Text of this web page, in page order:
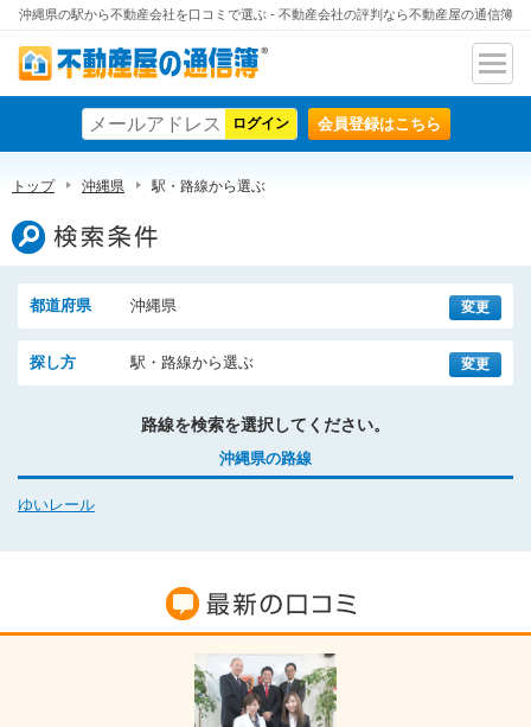
沖縄県の駅から不動産会社を口コミで選ぶ - 不動産会社の評判なら不動産屋の通信簿
不動産屋の通信簿
ナビ
ン
会員登録はこちら
トップ 沖縄県 駅・路線から選ぶ
検索条件
都道府県 沖縄県 変更
探し方 駅・路線から選ぶ 変更
路線を検索を選択してください。
沖縄県の路線
ゆいレール